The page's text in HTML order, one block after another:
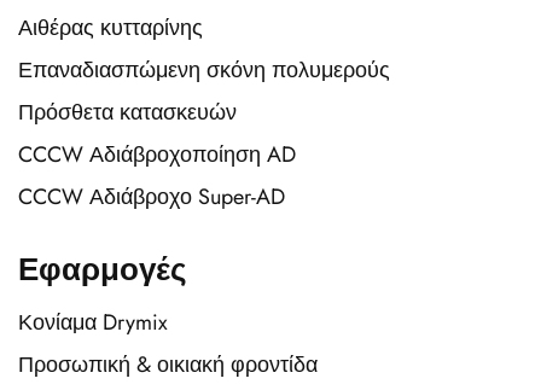
Αιθέρας κυτταρίνης
Επαναδιασπώμενη σκόνη πολυμερούς
Πρόσθετα κατασκευών
CCCW Αδιάβροχοποίηση AD
CCCW Αδιάβροχο Super-AD
Εφαρμογές
Κονίαμα Drymix
Προσωπική & οικιακή φροντίδα